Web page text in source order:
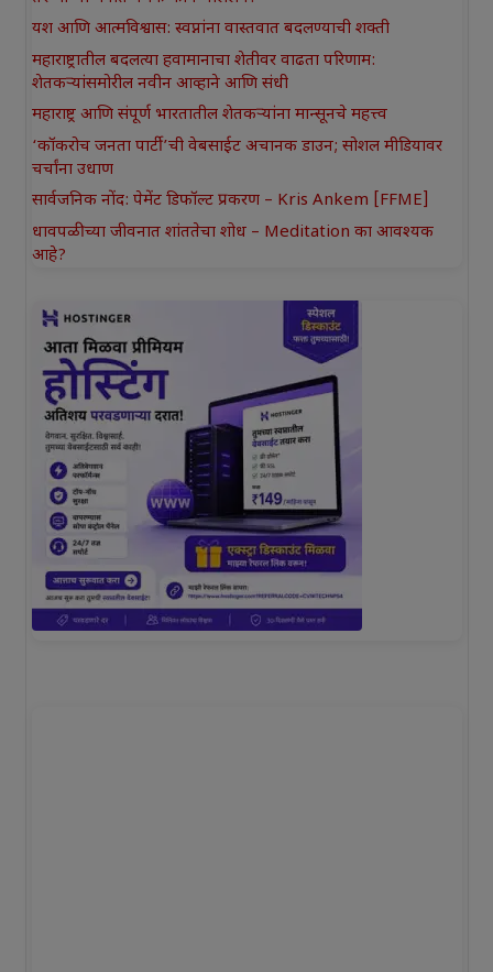
यश आणि आत्मविश्वास: स्वप्नांना वास्तवात बदलण्याची शक्ती
महाराष्ट्रातील बदलत्या हवामानाचा शेतीवर वाढता परिणाम:
शेतकऱ्यांसमोरील नवीन आव्हाने आणि संधी
महाराष्ट्र आणि संपूर्ण भारतातील शेतकऱ्यांना मान्सूनचे महत्त्व
‘कॉकरोच जनता पार्टी’ची वेबसाईट अचानक डाउन; सोशल मीडियावर
चर्चांना उधाण
सार्वजनिक नोंद: पेमेंट डिफॉल्ट प्रकरण – Kris Ankem [FFME]
धावपळीच्या जीवनात शांततेचा शोध – Meditation का आवश्यक
आहे?